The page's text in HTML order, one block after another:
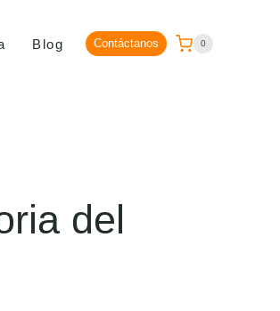
Blog Contáctanos 0
del